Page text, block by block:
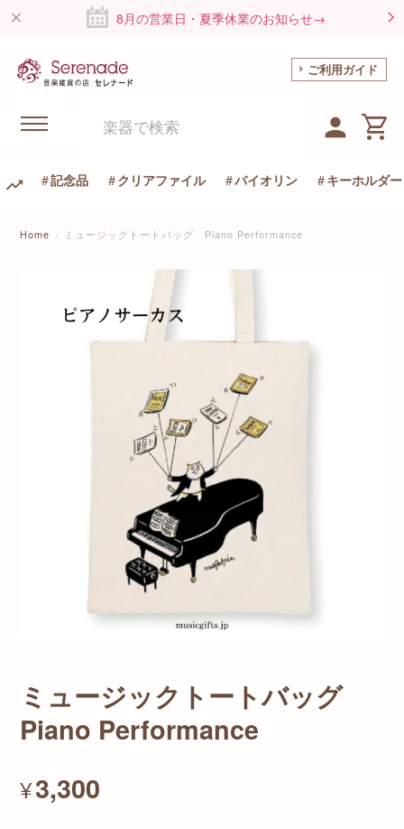
8月の営業日・夏季休業のお知らせ→
ご利用ガイド
記念品 クリアファイル バイオリン キーホルダー
Home ミュージックトートバッグ Piano Performance
ミュージックトートバッグ
Piano Performance
¥3,300